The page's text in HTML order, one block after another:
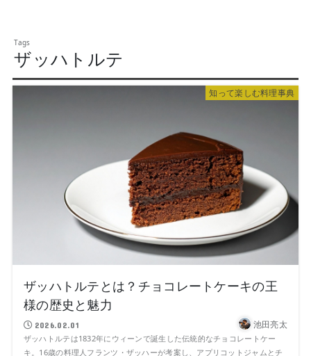
ザッハトルテ
知って楽しむ料理事典
ザッハトルテとは？チョコレートケーキの王
様の歴史と魅力
2026.02.01 池田亮太
ザッハトルテは1832年にウィーンで誕生した伝統的なチョコレートケー
キ。16歳の料理人フランツ・ザッハーが考案し、アプリコットジャムとチ